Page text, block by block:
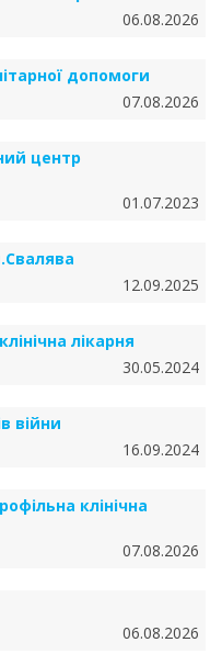
06.08.2026
допомоги
07.08.2026
центр
01.07.2023
12.09.2025
лікарня
30.05.2024
війни
16.09.2024
клінічна
07.08.2026
06.08.2026